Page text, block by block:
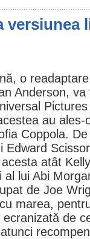
versiunea
, o
Anderson,
au
Coppola.
Edward
atât
al lui Abi
de Joe
marea,
de